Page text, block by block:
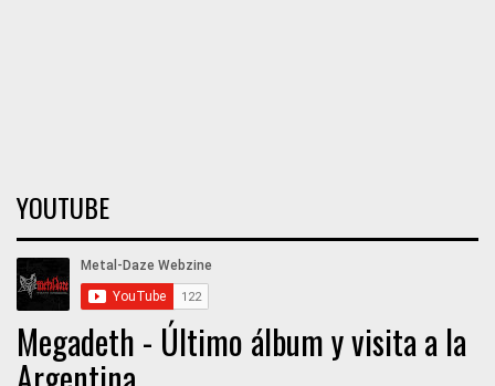
YOUTUBE
Megadeth - Último álbum y visita a la